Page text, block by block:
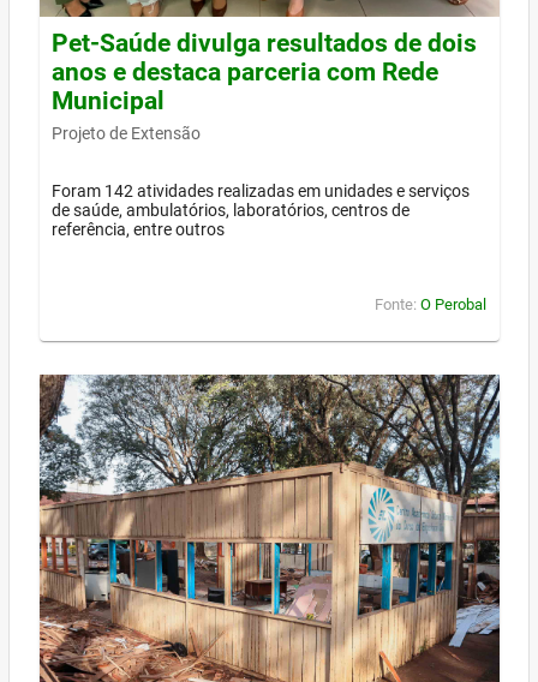
Pet-Saúde divulga resultados de dois
anos e destaca parceria com Rede
Municipal
Projeto de Extensão
Foram 142 atividades realizadas em unidades e serviços
de saúde, ambulatórios, laboratórios, centros de
referência, entre outros
Fonte: O Perobal